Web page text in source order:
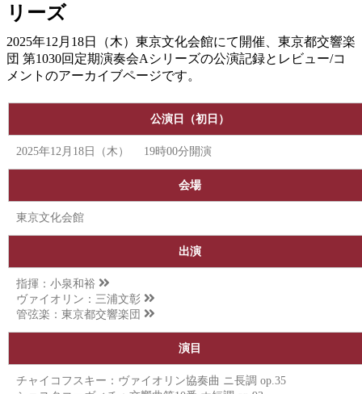
リーズ
2025年12月18日（木）東京文化会館にて開催、東京都交響楽
団 第1030回定期演奏会Aシリーズの公演記録とレビュー/コ
メントのアーカイブページです。
公演日（初日）
2025年12月18日（木） 19時00分開演
会場
東京文化会館
出演
指揮： 小泉和裕
ヴァイオリン： 三浦文彰
管弦楽： 東京都交響楽団
演目
チャイコフスキー：ヴァイオリン協奏曲 ニ長調 op.35